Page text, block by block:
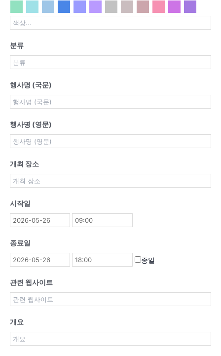
분류
행사명 (국문)
행사명 (영문)
개최 장소
시작일
종료일
종일
관련 웹사이트
개요